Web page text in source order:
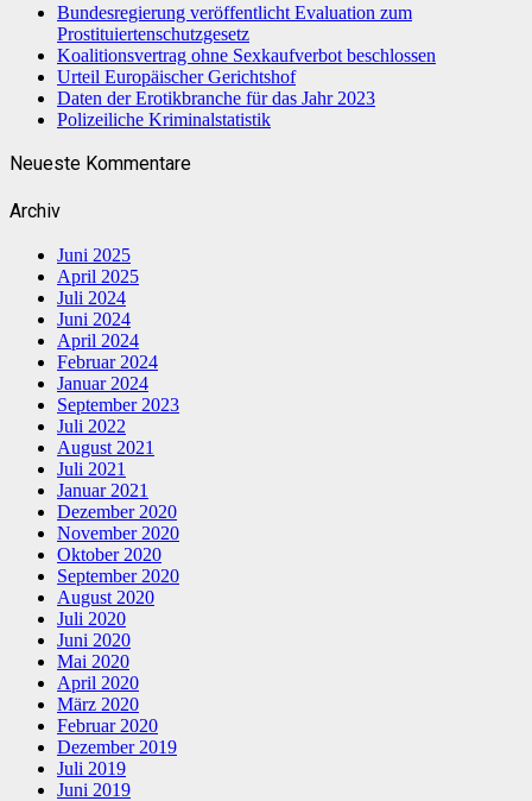
Bundesregierung veröffentlicht Evaluation zum
Prostituiertenschutzgesetz
Koalitionsvertrag ohne Sexkaufverbot beschlossen
Urteil Europäischer Gerichtshof
Daten der Erotikbranche für das Jahr 2023
Polizeiliche Kriminalstatistik
Neueste Kommentare
Archiv
Juni 2025
April 2025
Juli 2024
Juni 2024
April 2024
Februar 2024
Januar 2024
September 2023
Juli 2022
August 2021
Juli 2021
Januar 2021
Dezember 2020
November 2020
Oktober 2020
September 2020
August 2020
Juli 2020
Juni 2020
Mai 2020
April 2020
März 2020
Februar 2020
Dezember 2019
Juli 2019
Juni 2019